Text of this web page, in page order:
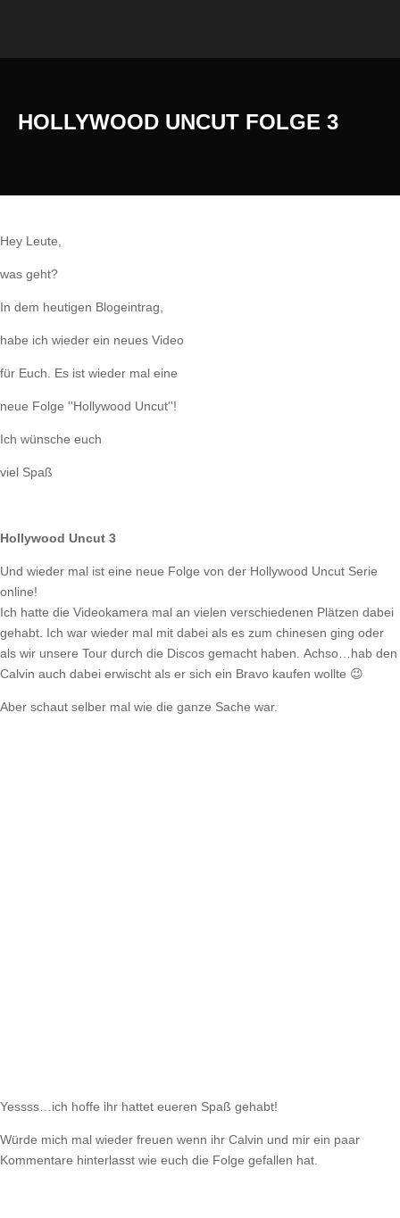
HOLLYWOOD UNCUT FOLGE 3
Hey Leute,
was geht?
In dem heutigen Blogeintrag,
habe ich wieder ein neues Video
für Euch. Es ist wieder mal eine
neue Folge ''Hollywood Uncut''!
Ich wünsche euch
viel Spaß
Hollywood Uncut 3
Und wieder mal ist eine neue Folge von der Hollywood Uncut Serie
online!
Ich hatte die Videokamera mal an vielen verschiedenen Plätzen dabei
gehabt. Ich war wieder mal mit dabei als es zum chinesen ging oder
als wir unsere Tour durch die Discos gemacht haben. Achso…hab den
Calvin auch dabei erwischt als er sich ein Bravo kaufen wollte 😉
Aber schaut selber mal wie die ganze Sache war.
Yessss…ich hoffe ihr hattet eueren Spaß gehabt!
Würde mich mal wieder freuen wenn ihr Calvin und mir ein paar
Kommentare hinterlasst wie euch die Folge gefallen hat.